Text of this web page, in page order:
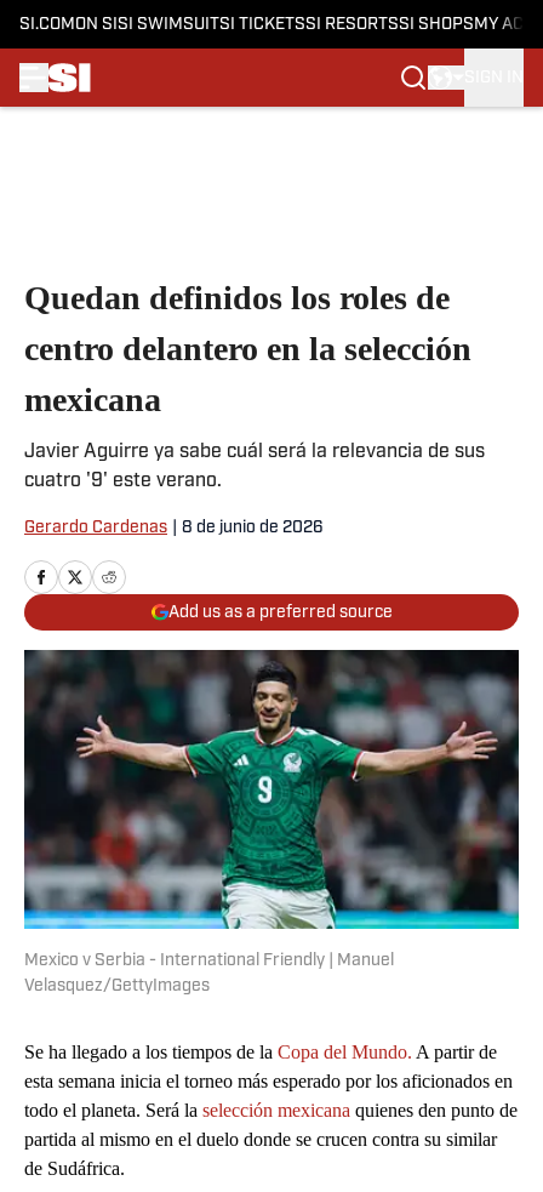
SI.COM ON SI SI SWIMSUITSI TICKETSSI RESORTSSI SHOPS MY
Quedan definidos los roles de
centro delantero en la selección
mexicana
Javier Aguirre ya sabe cuál será la relevancia de sus
cuatro '9' este verano.
Gerardo Cardenas 8 de junio de 2026
Add us as a preferred source
Mexico v Serbia - International Friendly | Manuel
Velasquez/GettyImages
Se ha llegado a los tiempos de la Copa del Mundo. A partir de
esta semana inicia el torneo más esperado por los aficionados en
todo el planeta. Será la selección mexicana quienes den punto de
partida al mismo en el duelo donde se crucen contra su similar
de Sudáfrica.